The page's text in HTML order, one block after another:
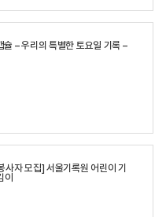
– 우리의 특별한 토요일 기록 –
이